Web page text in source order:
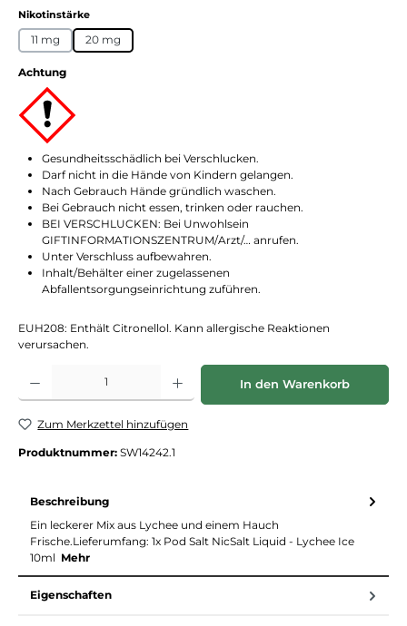
Nikotinstärkeauswählen
11 mg 20 mg
Achtung
Gesundheitsschädlich bei Verschlucken.
Darf nicht in die Hände von Kindern gelangen.
Nach Gebrauch Hände gründlich waschen.
Bei Gebrauch nicht essen, trinken oder rauchen.
BEI VERSCHLUCKEN: Bei Unwohlsein
GIFTINFORMATIONSZENTRUM/Arzt/… anrufen.
Unter Verschluss aufbewahren.
Inhalt/Behälter einer zugelassenen
Abfallentsorgungseinrichtung zuführen.
EUH208: Enthält Citronellol. Kann allergische Reaktionen
verursachen.
Produkt Anzahl: Gib den gewünschten Wert ein oder benutze die
In den Warenkorb
Zum Merkzettel hinzufügen
Produktnummer: SW14242.1
Beschreibung
Ein leckerer Mix aus Lychee und einem Hauch
Frische.Lieferumfang: 1x Pod Salt NicSalt Liquid - Lychee Ice
10ml Mehr
Eigenschaften